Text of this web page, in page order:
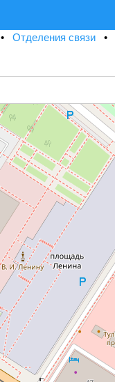
• Отделения связи •